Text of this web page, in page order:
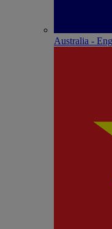
Australia -